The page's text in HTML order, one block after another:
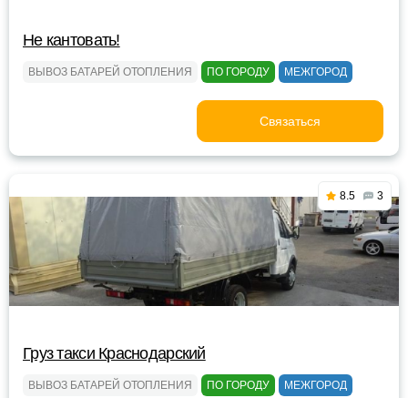
Не кантовать!
ВЫВОЗ БАТАРЕЙ ОТОПЛЕНИЯ ПО ГОРОДУ МЕЖГОРОД
Связаться
8.5 3
Груз такси Краснодарский
ВЫВОЗ БАТАРЕЙ ОТОПЛЕНИЯ ПО ГОРОДУ МЕЖГОРОД